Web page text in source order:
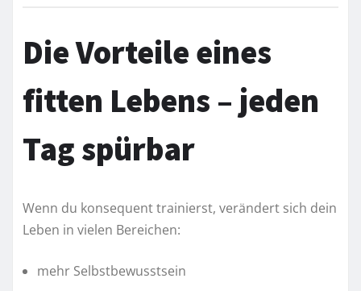
Die Vorteile eines
fitten Lebens – jeden
Tag spürbar
Wenn du konsequent trainierst, verändert sich dein
Leben in vielen Bereichen:
mehr Selbstbewusstsein